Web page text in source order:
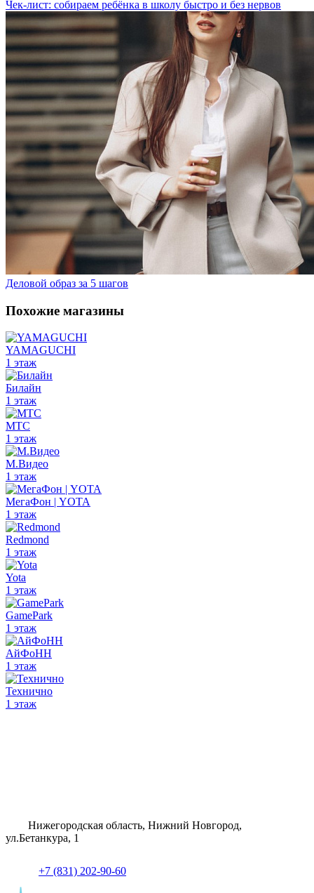
Чек-лист: собираем ребёнка в школу быстро и без нервов
Деловой образ за 5 шагов
Похожие магазины
YAMAGUCHI
1 этаж
Билайн
1 этаж
МТС
1 этаж
М.Видео
1 этаж
МегаФон | YOTA
1 этаж
Redmond
1 этаж
Yota
1 этаж
GamePark
1 этаж
АйФоНН
1 этаж
Технично
1 этаж
Нижегородская область, Нижний Новгород,
ул.Бетанкура, 1
+7 (831) 202-90-60